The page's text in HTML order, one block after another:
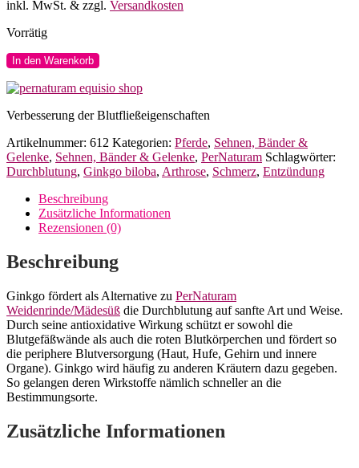
inkl. MwSt. & zzgl. Versandkosten
Vorrätig
PerNaturam
für
Menge
In den Warenkorb
Verbesserung der Blutfließeigenschaften
Artikelnummer: 612 Kategorien: Pferde, Sehnen, Bänder &
Gelenke, Sehnen, Bänder & Gelenke, PerNaturam Schlagwörter:
Durchblutung, Ginkgo biloba, Arthrose, Schmerz, Entzündung
Beschreibung
Zusätzliche Informationen
Rezensionen (0)
Beschreibung
Ginkgo fördert als Alternative zu PerNaturam
Weidenrinde/Mädesüß die Durchblutung auf sanfte Art und Weise.
Durch seine antioxidative Wirkung schützt er sowohl die
Blutgefäßwände als auch die roten Blutkörperchen und fördert so
die periphere Blutversorgung (Haut, Hufe, Gehirn und innere
Organe). Ginkgo wird häufig zu anderen Kräutern dazu gegeben.
So gelangen deren Wirkstoffe nämlich schneller an die
Bestimmungsorte.
Zusätzliche Informationen